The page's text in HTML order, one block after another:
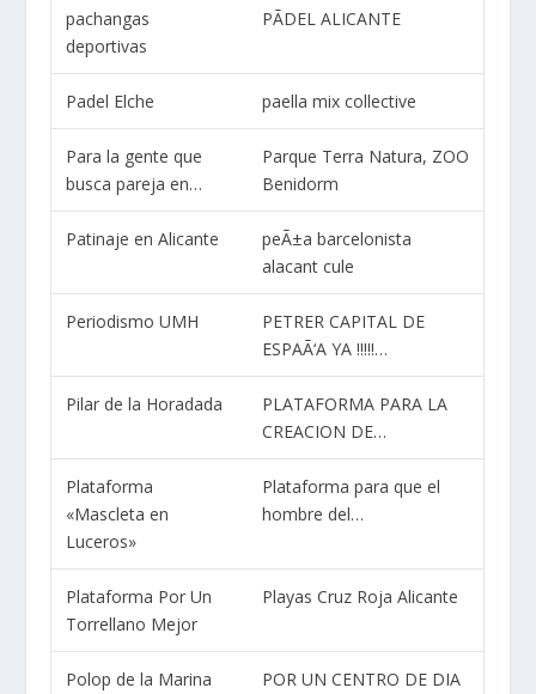
pachangas
deportivas
PÃDEL ALICANTE
Padel Elche paella mix collective
Para la gente que
busca pareja en…
Parque Terra Natura, ZOO
Benidorm
Patinaje en Alicante
peÃ±a barcelonista
alacant cule
Periodismo UMH
PETRER CAPITAL DE
ESPAÃ‘A YA !!!!!…
Pilar de la Horadada
PLATAFORMA PARA LA
CREACION DE…
Plataforma
«Mascleta en
Luceros»
Plataforma para que el
hombre del…
Plataforma Por Un
Torrellano Mejor
Playas Cruz Roja Alicante
Polop de la Marina
POR UN CENTRO DE DIA